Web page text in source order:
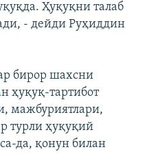
Ҳуқуқни талаб
- дейди Руҳиддин
бирор шахсни
ҳуқуқ-тартибот
мажбуриятлари,
турли ҳуқуқий
да, қонун билан